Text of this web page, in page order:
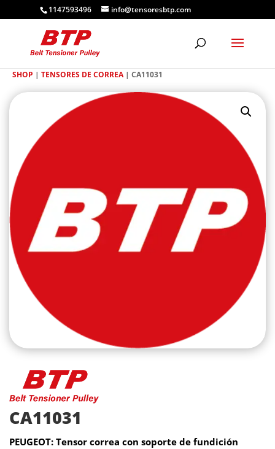
1147593496 info@tensoresbtp.com
SHOP | TENSORES DE CORREA| CA11031
CA11031
PEUGEOT: Tensor correa con soporte de fundición